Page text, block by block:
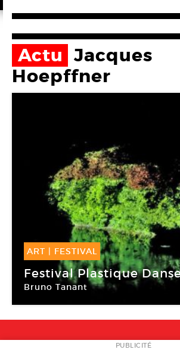
Actu Jacques
Hoepffner
ART | FESTIVAL
19 Sep -21 Sep 2014
Festival Plastique
Bruno Tanant
NEWSLETTER
PUBLICITÉ